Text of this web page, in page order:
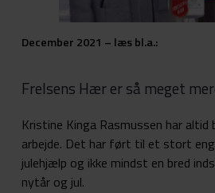
December 2021 – læs bl.a.:
Frelsens Hær er så meget
Kristine Kinga Rasmussen har
arbejde. Det har ført til et stort
julehjælp og ikke mindst en bred
nytår og jul.